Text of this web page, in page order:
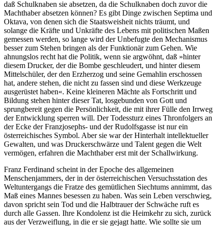
daß Schulknaben sie absetzen, da die Schulknaben doch zuvor die
Machthaber absetzen können? Es gibt Dinge zwischen Septima und
Oktava, von denen sich die Staatsweisheit nichts träumt, und
solange die Kräfte und Unkräfte des Lebens mit politischen Maßen
gemessen werden, so lange wird der Unbefugte den Mechanismus
besser zum Stehen bringen als der Funktionär zum Gehen. Wie
ahnungslos recht hat die Politik, wenn sie argwöhnt, daß »hinter
diesem Drucker, der die Bombe geschleudert, und hinter diesem
Mittelschüler, der den Erzherzog und seine Gemahlin erschossen
hat, andere stehen, die nicht zu fassen sind und diese Werkzeuge
ausgerüstet haben«. Keine kleineren Mächte als Fortschritt und
Bildung stehen hinter dieser Tat, losgebunden von Gott und
sprungbereit gegen die Persönlichkeit, die mit ihrer Fülle den Irrweg
der Entwicklung sperren will. Der Todessturz eines Thronfolgers an
der Ecke der Franzjosephs- und der Rudolfsgasse ist nur ein
österreichisches Symbol. Aber sie war der Hinterhalt intellektueller
Gewalten, und was Druckerschwärze und Talent gegen die Welt
vermögen, erfahren die Machthaber erst mit der Schallwirkung.
Franz Ferdinand scheint in der Epoche des allgemeinen
Menschenjammers, der in der österreichischen Versuchsstation des
Weltuntergangs die Fratze des gemütlichen Siechtums annimmt, das
Maß eines Mannes besessen zu haben. Was sein Leben verschwieg,
davon spricht sein Tod und die Halbtrauer der Schwäche ruft es
durch alle Gassen. Ihre Kondolenz ist die Heimkehr zu sich, zurück
aus der Verzweiflung, in die er sie gejagt hatte. Wie sollte sie um